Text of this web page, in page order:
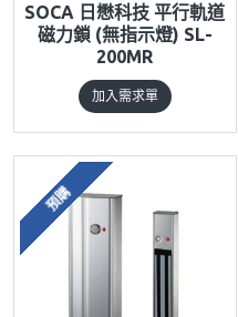
SOCA 日懋科技 平行軌道
磁力鎖 (無指示燈) SL-
200MR
加入需求單
預購